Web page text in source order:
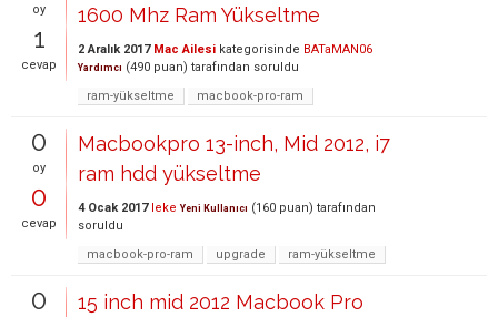
oy
1
cevap
1600 Mhz Ram Yükseltme
2 Aralık 2017 Mac Ailesi kategorisinde BATaMAN06
Yardımcı (490 puan) tarafından soruldu
ram-yükseltme
macbook-pro-ram
0
oy
0
cevap
Macbookpro 13-inch, Mid 2012, i7
ram hdd yükseltme
4 Ocak 2017 leke Yeni Kullanıcı (160 puan) tarafından
soruldu
macbook-pro-ram
upgrade ram-yükseltme
0
15 inch mid 2012 Macbook Pro